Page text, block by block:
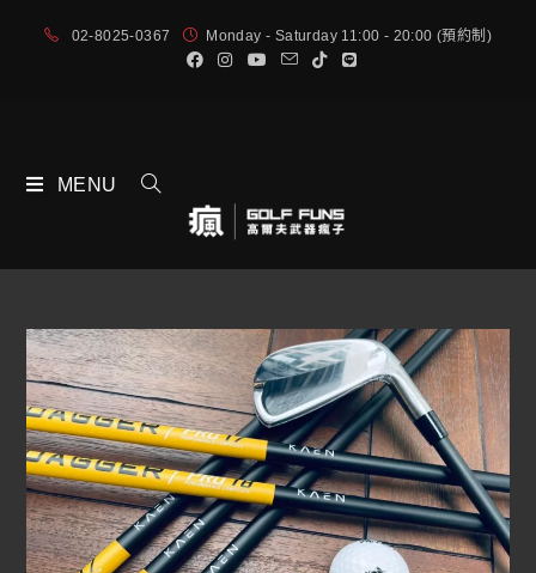
02-8025-0367 Monday - Saturday 11:00 - 20:00 (預約制)
MENU